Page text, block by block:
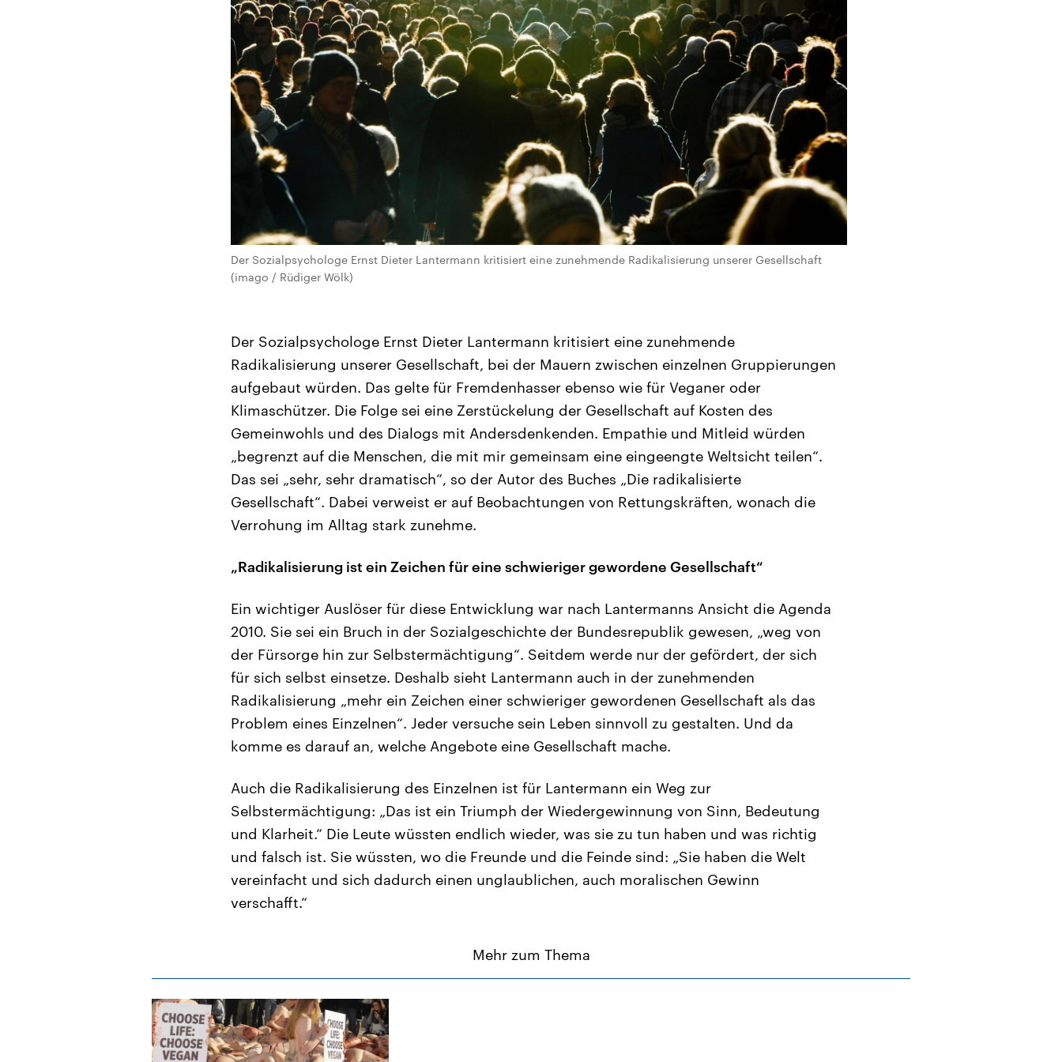
Der Sozialpsychologe Ernst Dieter Lantermann kritisiert eine zunehmende Radikalisierung unserer Gesellschaft
(imago / Rüdiger Wölk)
Der Sozialpsychologe Ernst Dieter Lantermann kritisiert eine zunehmende
Radikalisierung unserer Gesellschaft, bei der Mauern zwischen einzelnen Gruppierungen
aufgebaut würden. Das gelte für Fremdenhasser ebenso wie für Veganer oder
Klimaschützer. Die Folge sei eine Zerstückelung der Gesellschaft auf Kosten des
Gemeinwohls und des Dialogs mit Andersdenkenden. Empathie und Mitleid würden
„begrenzt auf die Menschen, die mit mir gemeinsam eine eingeengte Weltsicht teilen“.
Das sei „sehr, sehr dramatisch“, so der Autor des Buches „Die radikalisierte
Gesellschaft“. Dabei verweist er auf Beobachtungen von Rettungskräften, wonach die
Verrohung im Alltag stark zunehme.
„Radikalisierung ist ein Zeichen für eine schwieriger gewordene Gesellschaft“
Ein wichtiger Auslöser für diese Entwicklung war nach Lantermanns Ansicht die Agenda
2010. Sie sei ein Bruch in der Sozialgeschichte der Bundesrepublik gewesen, „weg von
der Fürsorge hin zur Selbstermächtigung“. Seitdem werde nur der gefördert, der sich
für sich selbst einsetze. Deshalb sieht Lantermann auch in der zunehmenden
Radikalisierung „mehr ein Zeichen einer schwieriger gewordenen Gesellschaft als das
Problem eines Einzelnen“. Jeder versuche sein Leben sinnvoll zu gestalten. Und da
komme es darauf an, welche Angebote eine Gesellschaft mache.
Auch die Radikalisierung des Einzelnen ist für Lantermann ein Weg zur
Selbstermächtigung: „Das ist ein Triumph der Wiedergewinnung von Sinn, Bedeutung
und Klarheit.“ Die Leute wüssten endlich wieder, was sie zu tun haben und was richtig
und falsch ist. Sie wüssten, wo die Freunde und die Feinde sind: „Sie haben die Welt
vereinfacht und sich dadurch einen unglaublichen, auch moralischen Gewinn
verschafft.“
Mehr zum Thema